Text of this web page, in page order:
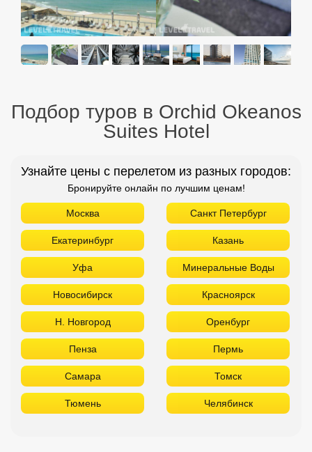
Узнайте цены с перелетом из разных городов:
Бронируйте онлайн по лучшим ценам!
Екатеринбург Казань
Минеральные Воды
Н. Новгород Оренбург
Пенза Пермь
Самара Томск
Тюмень Челябинск
ТОП отелей 5* звезд
Используйте удобные фильтры
Турция Аланья